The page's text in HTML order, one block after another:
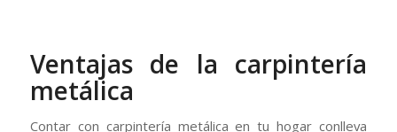
Ventajas de la carpintería
metálica
Contar con carpintería metálica en tu hogar conlleva